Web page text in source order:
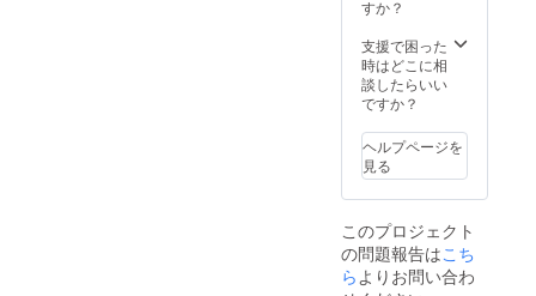
で、
メー
ル、
LINE、
りとり
をさせ
てくだ
さい。
ある絵
はサン
プルで
す。大
すか？
支援で困った
時はどこに相
談したらいい
ですか？
ヘルプページを
見る
このプロジェクト
の問題報告はこち
らよりお問い合わ